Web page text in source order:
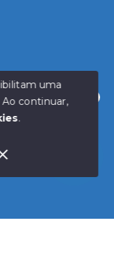
para te ajudar.
os direitos
uma
Ao continuar,
.